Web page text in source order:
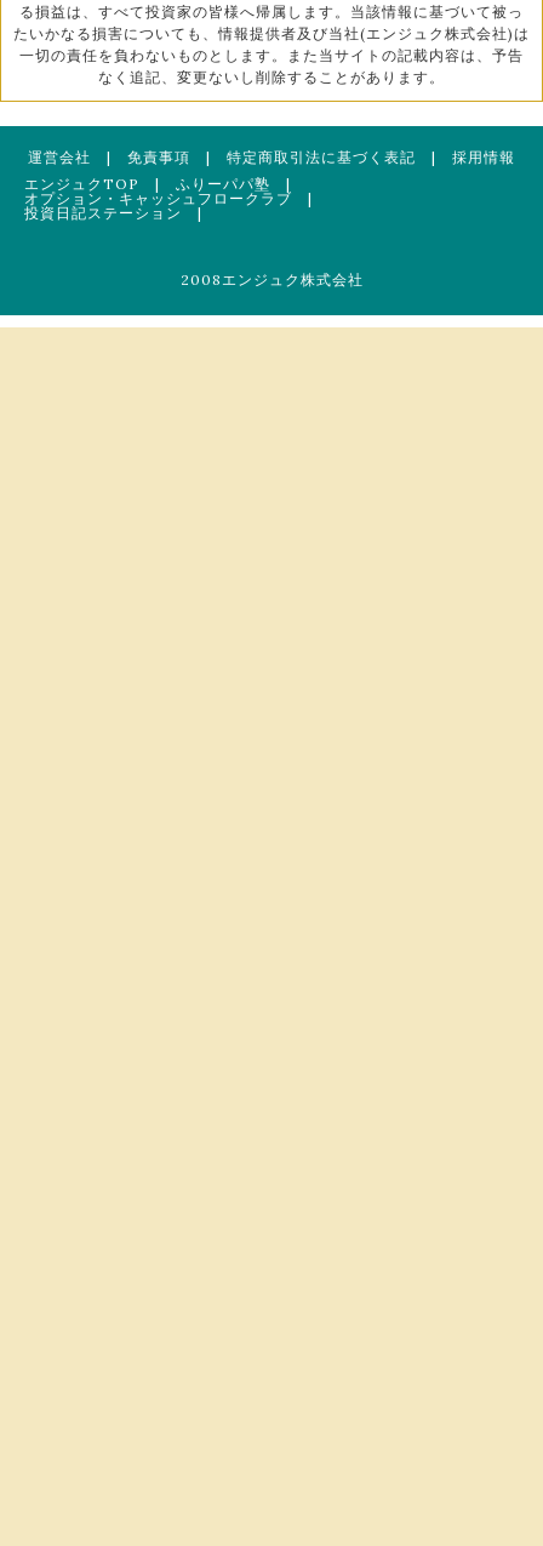
る損益は、すべて投資家の皆様へ帰属します。当該情報に基づいて被っ
たいかなる損害についても、情報提供者及び当社(エンジュク株式会社)は
一切の責任を負わないものとします。また当サイトの記載内容は、予告
なく追記、変更ないし削除することがあります。
運営会社 | 免責事項 | 特定商取引法に基づく表記 | 採用情報
エンジュクTOP
| ふりーパパ塾 |
オプション・キャッシュフロークラブ |
投資日記ステーション
|
2008エンジュク株式会社